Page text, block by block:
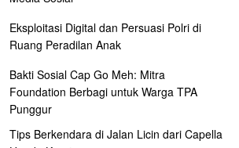
Eksploitasi Digital dan Persuasi Polri di
Ruang Peradilan Anak
Bakti Sosial Cap Go Meh: Mitra
Foundation Berbagi untuk Warga TPA
Punggur
Tips Berkendara di Jalan Licin dari Capella